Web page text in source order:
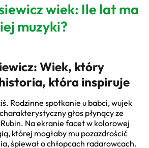
wiek: Ile lat ma
muzyki?
Wiek, który
która inspiruje
Rodzinne spotkanie u babci, wujek
głos płynący ze
Na ekranie facet w kolorowej
której mogłaby mu pozazdrościć
śpiewał o chłopcach radarowcach.